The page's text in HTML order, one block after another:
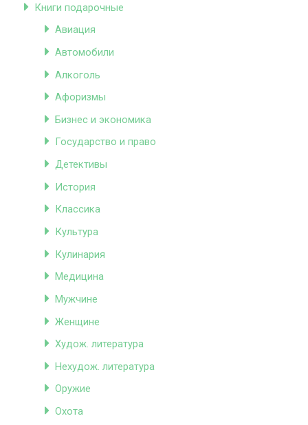
Книги подарочные
Авиация
Автомобили
Алкоголь
Афоризмы
Бизнес и экономика
Государство и право
Детективы
История
Классика
Культура
Кулинария
Медицина
Мужчине
Женщине
Худож. литература
Нехудож. литература
Оружие
Охота